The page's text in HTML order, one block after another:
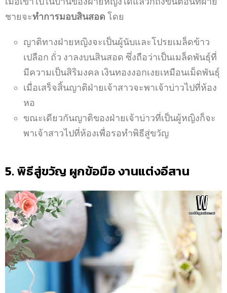
ชายจะทำการมอบสินสอด โดย
ญาติทางฝ่ายหญิงจะเป็นผู้นับและโปรยเมล็ดข้าว
เปลือก ถั่ว งาลงบนสินสอด ซึ่งถือว่าเป็นเมล็ดพันธุ์ที่
มีความเป็นสิริมงคล เงินทองงอกเงยเหมือนเม็ดพันธุ์
เมื่อเสร็จสิ้นญาติฝ่ายเจ้าสาวจะพาเจ้าบ่าวไปที่ห้อง
หอ
ขณะเดียวกันญาติของฝ่ายเจ้าบ่าวที่เป็นผู้หญิงก็จะ
พาเจ้าสาวไปที่ห้องเพื่อรอทำพิธีสู่ขวัญ
5. พิธีสู่ขวัญ ผูกข้อมือ งานแต่งอีสาน